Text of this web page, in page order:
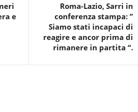
e
Roma-Lazio, Sarri in
conferenza stampa: ”
Siamo stati incapaci di
reagire e ancor prima di
rimanere in partita “.